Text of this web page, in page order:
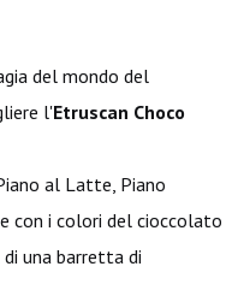
del mondo del
l'Etruscan Choco
al Latte, Piano
con i colori del cioccolato
una barretta di